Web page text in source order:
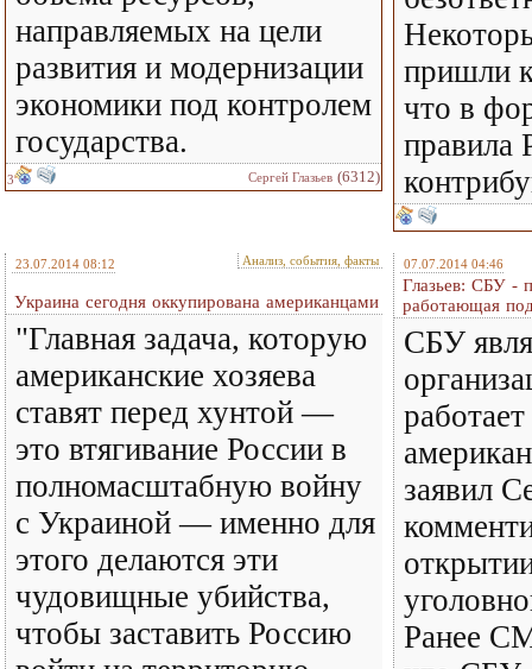
направляемых на цели
развития и модернизации
экономики под контролем
государства.
3 Сергей Глазьев (6312)
пришли
что в
правила
23.07.2014 08:12 Анализ, события, факты
Украина сегодня оккупирована американцами
"Главная задача, которую
американские хозяева
ставят перед хунтой —
это втягивание России в
полномасштабную войну
с Украиной — именно для
этого делаются эти
чудовищные убийства,
чтобы заставить Россию
07.07.2014 04:46
Глазьев: СБУ -
работающая
СБУ
заявил
Ранее